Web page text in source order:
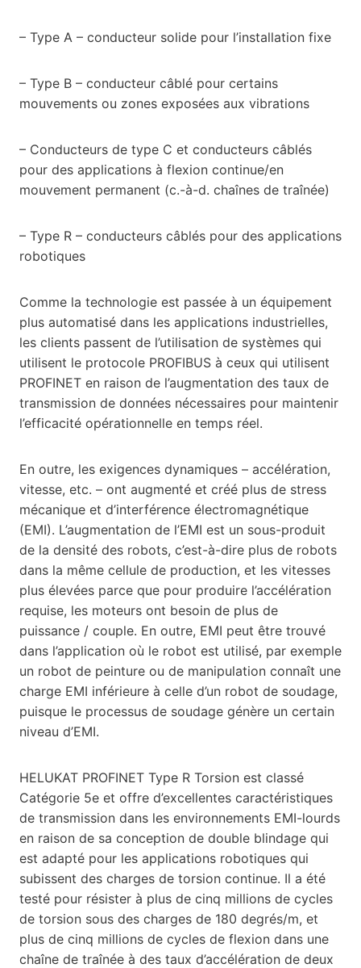
– Type A – conducteur solide pour l’installation fixe
– Type B – conducteur câblé pour certains
mouvements ou zones exposées aux vibrations
– Conducteurs de type C et conducteurs câblés
pour des applications à flexion continue/en
mouvement permanent (c.-à-d. chaînes de traînée)
– Type R – conducteurs câblés pour des applications
robotiques
Comme la technologie est passée à un équipement
plus automatisé dans les applications industrielles,
les clients passent de l’utilisation de systèmes qui
utilisent le protocole PROFIBUS à ceux qui utilisent
PROFINET en raison de l’augmentation des taux de
transmission de données nécessaires pour maintenir
l’efficacité opérationnelle en temps réel.
En outre, les exigences dynamiques – accélération,
vitesse, etc. – ont augmenté et créé plus de stress
mécanique et d’interférence électromagnétique
(EMI). L’augmentation de l’EMI est un sous-produit
de la densité des robots, c’est-à-dire plus de robots
dans la même cellule de production, et les vitesses
plus élevées parce que pour produire l’accélération
requise, les moteurs ont besoin de plus de
puissance / couple. En outre, EMI peut être trouvé
dans l’application où le robot est utilisé, par exemple
un robot de peinture ou de manipulation connaît une
charge EMI inférieure à celle d’un robot de soudage,
puisque le processus de soudage génère un certain
niveau d’EMI.
HELUKAT PROFINET Type R Torsion est classé
Catégorie 5e et offre d’excellentes caractéristiques
de transmission dans les environnements EMI-lourds
en raison de sa conception de double blindage qui
est adapté pour les applications robotiques qui
subissent des charges de torsion continue. Il a été
testé pour résister à plus de cinq millions de cycles
de torsion sous des charges de 180 degrés/m, et
plus de cinq millions de cycles de flexion dans une
chaîne de traînée à des taux d’accélération de deux